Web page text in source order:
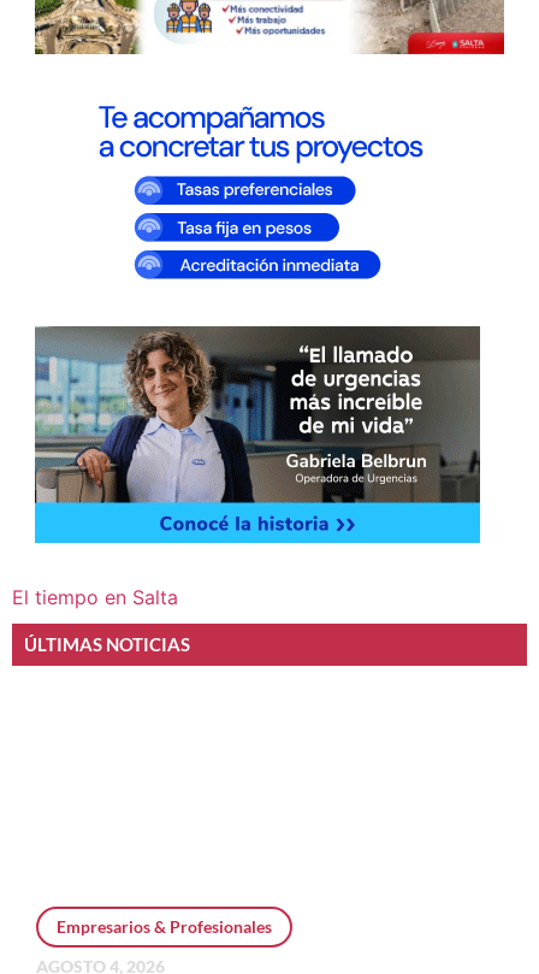
El tiempo en Salta
ÚLTIMAS NOTICIAS
Empresarios & Profesionales
AGOSTO 4, 2026